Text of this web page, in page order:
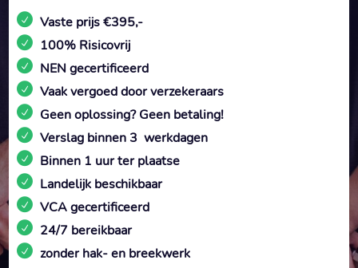
Vaste prijs €395,-
100% Risicovrij
NEN gecertificeerd
Vaak vergoed door verzekeraars
Geen oplossing? Geen betaling!
Verslag binnen 3 werkdagen
Binnen 1 uur ter plaatse
Landelijk beschikbaar
VCA gecertificeerd
24/7 bereikbaar
zonder hak- en breekwerk